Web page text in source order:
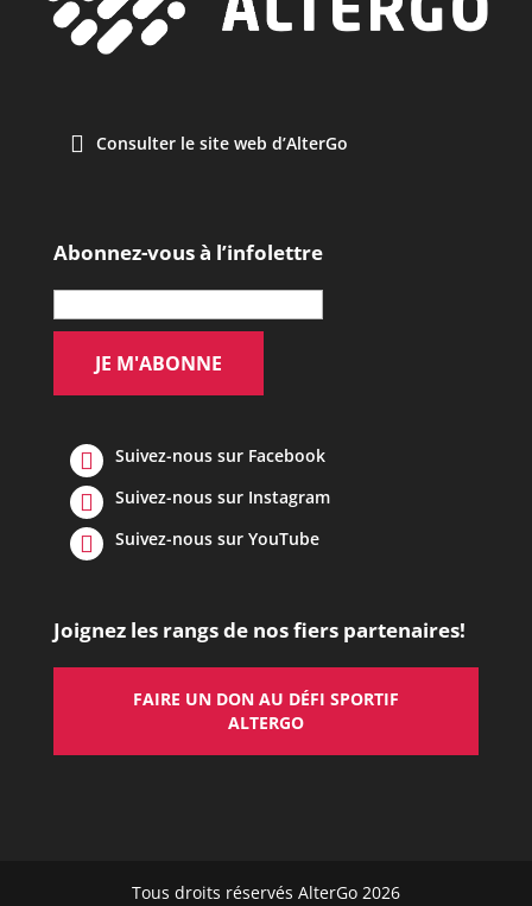
Consulter le site web d’AlterGo
Abonnez-vous à l’infolettre
Suivez-nous sur Facebook
Suivez-nous sur Instagram
Suivez-nous sur YouTube
Joignez les rangs de nos fiers partenaires!
FAIRE UN DON AU DÉFI SPORTIF
ALTERGO
Tous droits réservés AlterGo 2026